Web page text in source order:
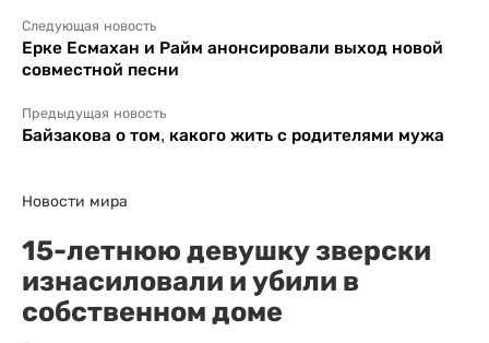
Следующая новость
Ерке Есмахан и Райм анонсировали выход новой
совместной песни
Предыдущая новость
Байзакова о том, какого жить с родителями мужа
Новости мира
15-летнюю девушку зверски
изнасиловали и убили в
собственном доме